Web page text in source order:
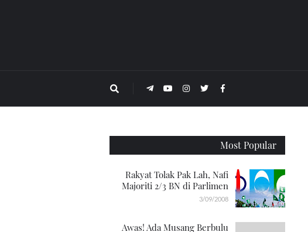
Most Popular
Rakyat Tolak Pak Lah, Nafi
Majoriti 2/3 BN di Parlimen
3/09/2008
Awas! Ada Musang Berbulu